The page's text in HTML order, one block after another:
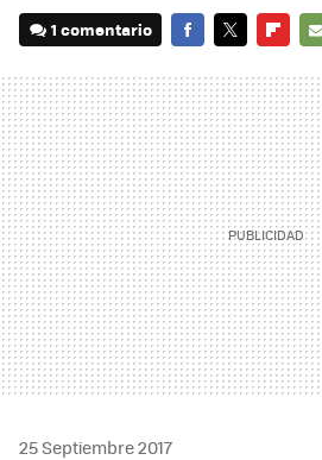
1 comentario
25 Septiembre 2017